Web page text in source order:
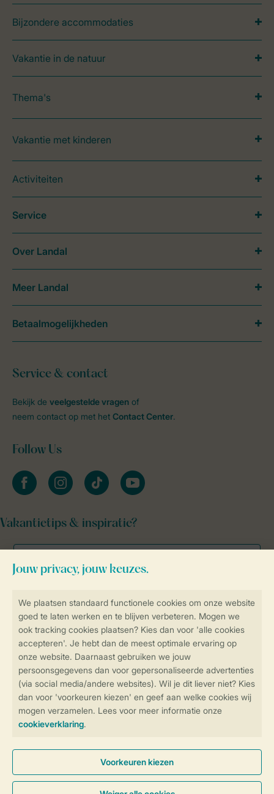
Controle over jouw gegevens &
Instellingen wijzigen
Veilig en snel online boeken
Veilige gegevensoverdracht
Veilige betaling
Bijzondere accommodaties
Vakantie in de natuur
Thema's
Vakantie met kinderen
Activiteiten
Service & contact
Bekijk de veelgestelde vragen of
neem contact op met het Contact Center.
Follow Us
facebookinstagramtiktok youtube
Vakantietips & inspiratie?
Service
Over Landal
Meer Landal
Betaalmogelijkheden